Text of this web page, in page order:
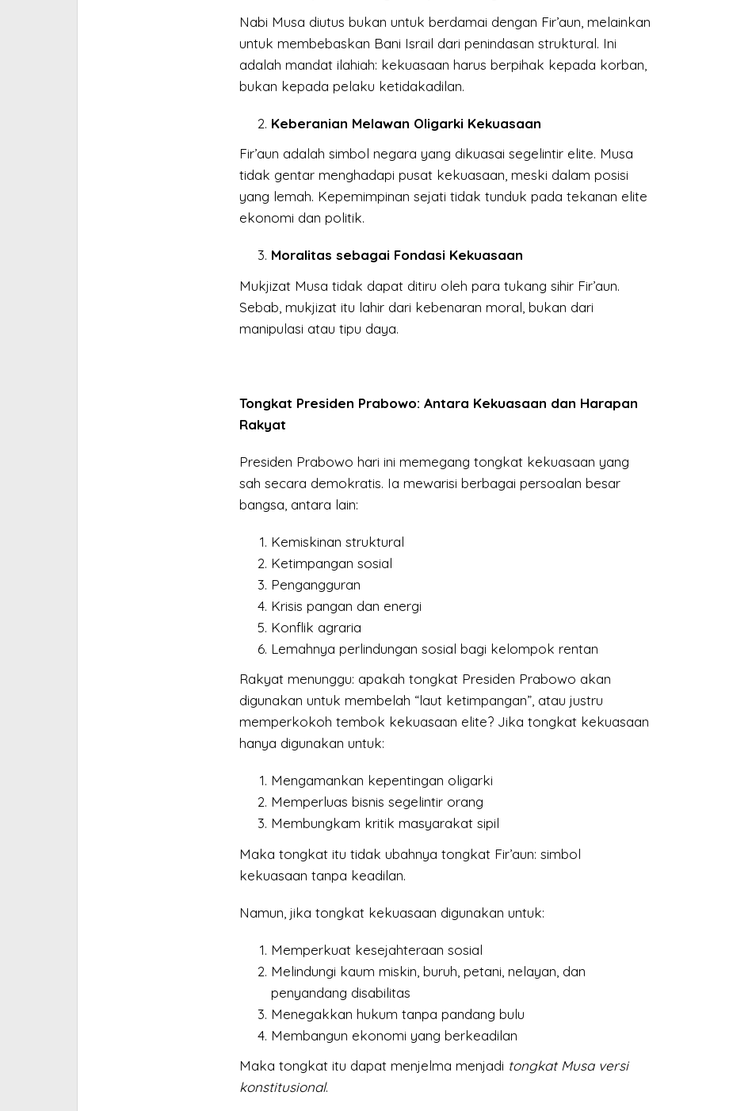
Nabi Musa diutus bukan untuk berdamai dengan Fir’aun, melainkan
untuk membebaskan Bani Israil dari penindasan struktural. Ini
adalah mandat ilahiah: kekuasaan harus berpihak kepada korban,
bukan kepada pelaku ketidakadilan.
Keberanian Melawan Oligarki Kekuasaan
Fir’aun adalah simbol negara yang dikuasai segelintir elite. Musa
tidak gentar menghadapi pusat kekuasaan, meski dalam posisi
yang lemah. Kepemimpinan sejati tidak tunduk pada tekanan elite
ekonomi dan politik.
Moralitas sebagai Fondasi Kekuasaan
Mukjizat Musa tidak dapat ditiru oleh para tukang sihir Fir’aun.
Sebab, mukjizat itu lahir dari kebenaran moral, bukan dari
manipulasi atau tipu daya.
Tongkat Presiden Prabowo: Antara Kekuasaan dan Harapan
Rakyat
Presiden Prabowo hari ini memegang tongkat kekuasaan yang
sah secara demokratis. Ia mewarisi berbagai persoalan besar
bangsa, antara lain:
Kemiskinan struktural
Ketimpangan sosial
Pengangguran
Krisis pangan dan energi
Konflik agraria
Lemahnya perlindungan sosial bagi kelompok rentan
Rakyat menunggu: apakah tongkat Presiden Prabowo akan
digunakan untuk membelah “laut ketimpangan”, atau justru
memperkokoh tembok kekuasaan elite? Jika tongkat kekuasaan
hanya digunakan untuk:
Mengamankan kepentingan oligarki
Memperluas bisnis segelintir orang
Membungkam kritik masyarakat sipil
Maka tongkat itu tidak ubahnya tongkat Fir’aun: simbol
kekuasaan tanpa keadilan.
Namun, jika tongkat kekuasaan digunakan untuk:
Memperkuat kesejahteraan sosial
Melindungi kaum miskin, buruh, petani, nelayan, dan
penyandang disabilitas
Menegakkan hukum tanpa pandang bulu
Membangun ekonomi yang berkeadilan
Maka tongkat itu dapat menjelma menjadi tongkat Musa versi
konstitusional.